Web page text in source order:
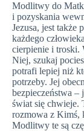
Modlitwy do
i pozyskania
Jezusa, jest także
każdego
cierpienie i troski.
Niej, szukaj
potrafi lepiej niż
potrzeby. Jej
bezpieczeństwa –
świat się chwieje.
rozmowa z Kimś,
Modlitwy te są